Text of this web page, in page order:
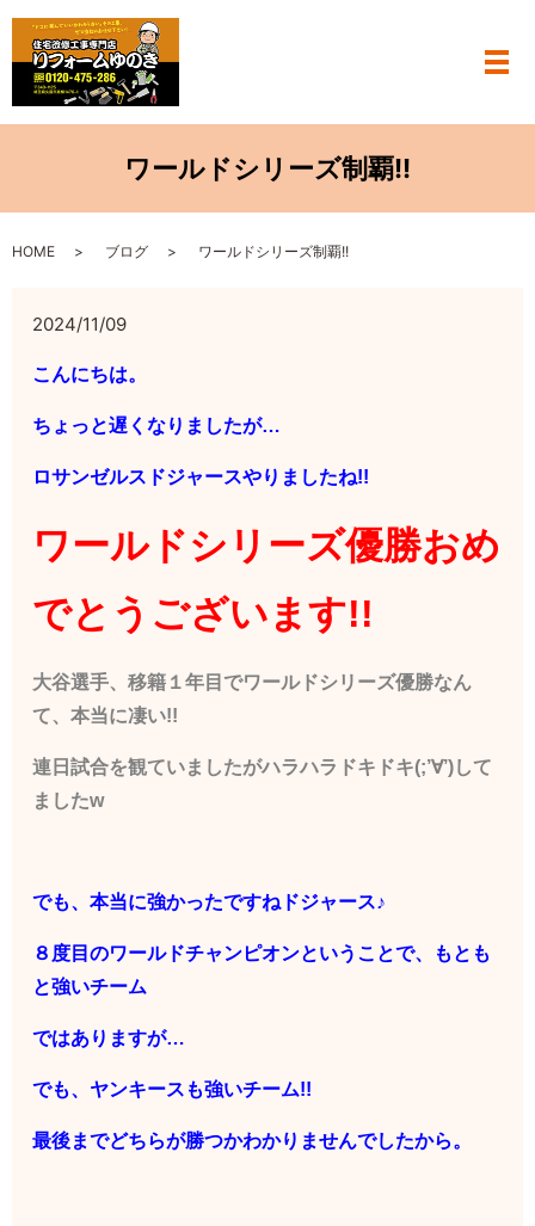
メ
ワールドシリーズ制覇!!
HOME ブログ ワールドシリーズ制覇!!
2024/11/09
こんにちは。
ちょっと遅くなりましたが…
ロサンゼルスドジャースやりましたね!!
ワールドシリーズ優勝おめ
でとうございます!!
大谷選手、移籍１年目でワールドシリーズ優勝なん
て、本当に凄い!!
連日試合を観ていましたがハラハラドキドキ(;’∀’)して
ましたw
でも、本当に強かったですねドジャース♪
８度目のワールドチャンピオンということで、もとも
と強いチーム
ではありますが…
でも、ヤンキースも強いチーム!!
最後までどちらが勝つかわかりませんでしたから。